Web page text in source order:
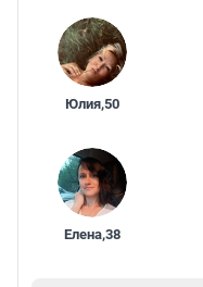
Юлия,50
Елена,38